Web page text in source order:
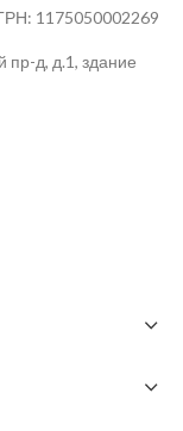
1175050002269
пр-д, д.1, здание